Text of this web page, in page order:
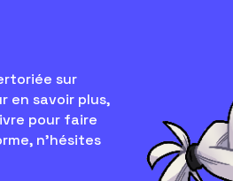
sur
en savoir plus,
pour faire
n'hésites